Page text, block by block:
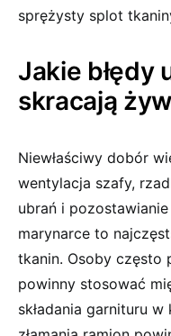
sprężysty splot
Jakie błędy
skracają
Niewłaściwy dobór
wentylacja szafy,
ubrań i
marynarce to
tkanin. Osoby często
powinny stosować
składania garnituru